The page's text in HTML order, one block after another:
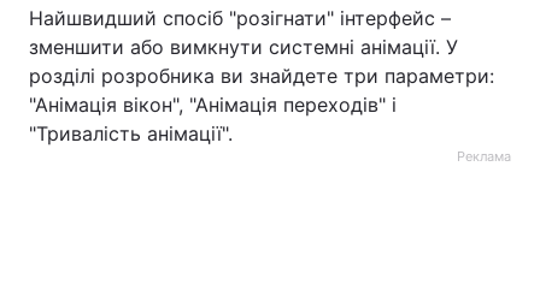
Найшвидший спосіб "розігнати" інтерфейс –
зменшити або вимкнути системні анімації. У
розділі розробника ви знайдете три параметри:
"Анімація вікон", "Анімація переходів" і
"Тривалість анімації".
Реклама